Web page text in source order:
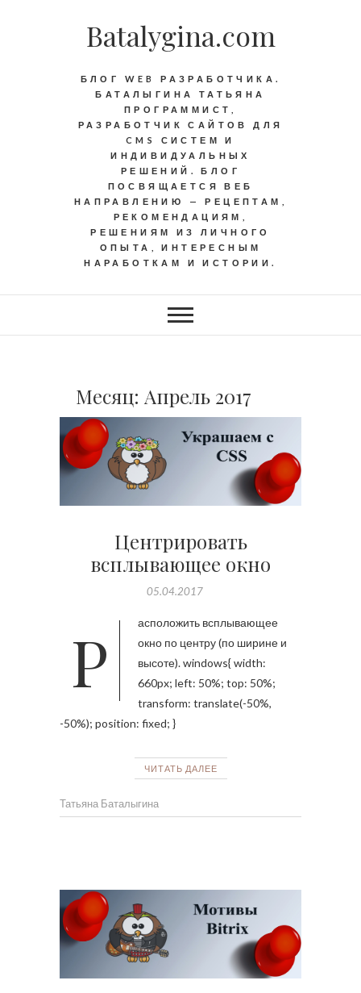
Batalygina.com
БЛОГ WEB РАЗРАБОТЧИКА.
БАТАЛЫГИНА ТАТЬЯНА
ПРОГРАММИСТ,
РАЗРАБОТЧИК САЙТОВ ДЛЯ
CMS СИСТЕМ И
ИНДИВИДУАЛЬНЫХ
РЕШЕНИЙ. БЛОГ
ПОСВЯЩАЕТСЯ ВЕБ
НАПРАВЛЕНИЮ — РЕЦЕПТАМ,
РЕКОМЕНДАЦИЯМ,
РЕШЕНИЯМ ИЗ ЛИЧНОГО
ОПЫТА, ИНТЕРЕСНЫМ
НАРАБОТКАМ И ИСТОРИИ.
Месяц: Апрель 2017
Центрировать
всплывающее окно
05.04.2017
Расположить всплывающее
окно по центру (по ширине и
высоте). windows{ width:
660px; left: 50%; top: 50%;
transform: translate(-50%,
-50%); position: fixed; }
ЧИТАТЬ ДАЛЕЕ
Татьяна Баталыгина